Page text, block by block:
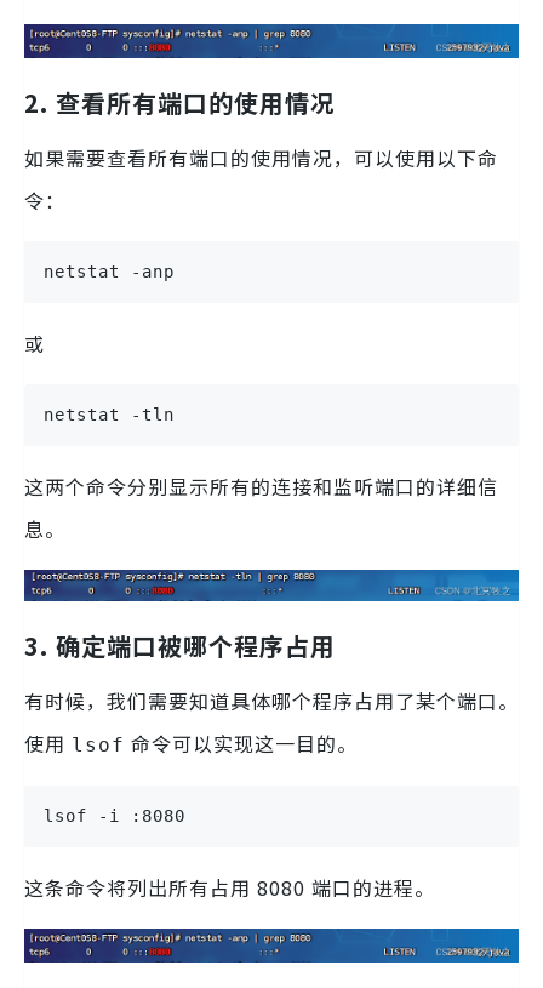
2. 查看所有端口的使用情况
如果需要查看所有端口的使用情况，可以使用以下命
令：
netstat -anp
或
netstat -tln
这两个命令分别显示所有的连接和监听端口的详细信
息。
3. 确定端口被哪个程序占用
有时候，我们需要知道具体哪个程序占用了某个端口。
使用 lsof 命令可以实现这一目的。
lsof -i :8080
这条命令将列出所有占用 8080 端口的进程。